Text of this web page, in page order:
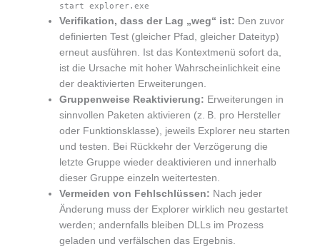
start explorer.exe
Verifikation, dass der Lag „weg“ ist: Den zuvor
definierten Test (gleicher Pfad, gleicher Dateityp)
erneut ausführen. Ist das Kontextmenü sofort da,
ist die Ursache mit hoher Wahrscheinlichkeit eine
der deaktivierten Erweiterungen.
Gruppenweise Reaktivierung: Erweiterungen in
sinnvollen Paketen aktivieren (z. B. pro Hersteller
oder Funktionsklasse), jeweils Explorer neu starten
und testen. Bei Rückkehr der Verzögerung die
letzte Gruppe wieder deaktivieren und innerhalb
dieser Gruppe einzeln weitertesten.
Vermeiden von Fehlschlüssen: Nach jeder
Änderung muss der Explorer wirklich neu gestartet
werden; andernfalls bleiben DLLs im Prozess
geladen und verfälschen das Ergebnis.